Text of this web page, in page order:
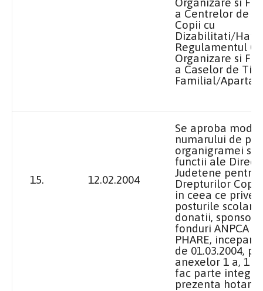
a Centrelor de
Copii cu
Dizabilitati/
Regulamentul
Organizare si
a Caselor de Tip
Familial/
15. 12.02.2004
Se aproba
numarului de
organigramei si
functii ale
Judetene pentru
Drepturilor
in ceea ce
posturile
donatii,
fonduri ANPCA
PHARE,
de 01.03.2004,
anexelor 1 a, 1 b
fac parte
prezenta